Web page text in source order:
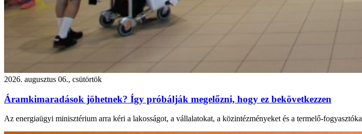
2026. augusztus 06., csütörtök
Áramkimaradások jöhetnek? Így próbálják megelőzni, hogy ez bekövetkezzen
Az energiaügyi minisztérium arra kéri a lakosságot, a vállalatokat, a közintézményeket és a termelő-